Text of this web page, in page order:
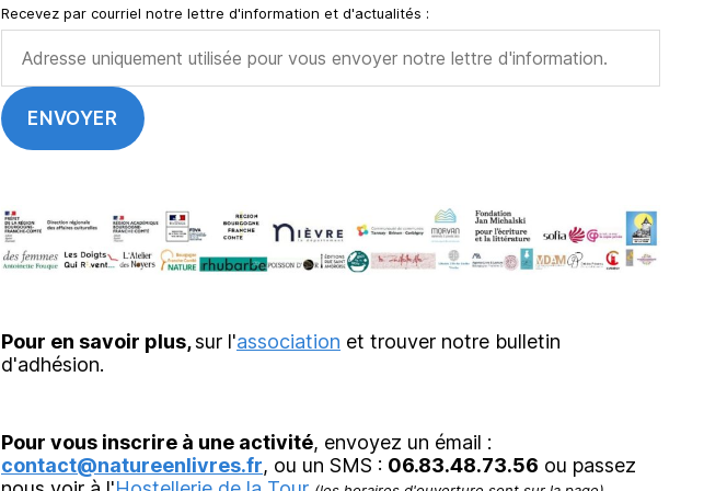
Recevez par courriel notre lettre d'information et d'actualités :
Pour en savoir plus,sur l'association et trouver notre bulletin
d'adhésion.
Pour vous inscrire à une activité, envoyez un émail :
contact@natureenlivres.fr, ou un SMS : 06.83.48.73.56 ou passez